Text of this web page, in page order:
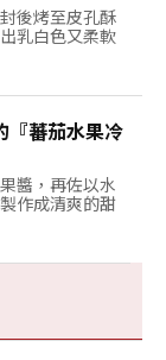
後烤至皮孔酥
乳白色又柔軟
『蕃茄水果冷
醬，再佐以水
作成清爽的甜